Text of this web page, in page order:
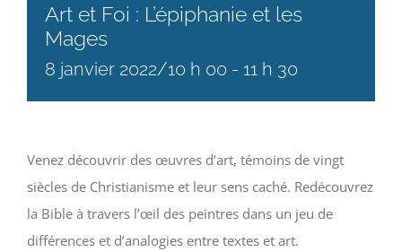
Art et Foi : L’épiphanie et les
Mages
8 janvier 2022/10 h 00 - 11 h 30
Venez découvrir des œuvres d’art, témoins de vingt
siècles de Christianisme et leur sens caché. Redécouvrez
la Bible à travers l’œil des peintres dans un jeu de
différences et d’analogies entre textes et art.